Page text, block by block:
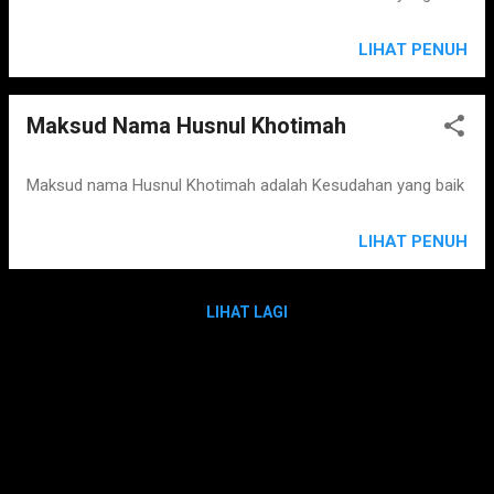
LIHAT PENUH
Maksud Nama Husnul Khotimah
Maksud nama Husnul Khotimah adalah Kesudahan yang baik
LIHAT PENUH
LIHAT LAGI